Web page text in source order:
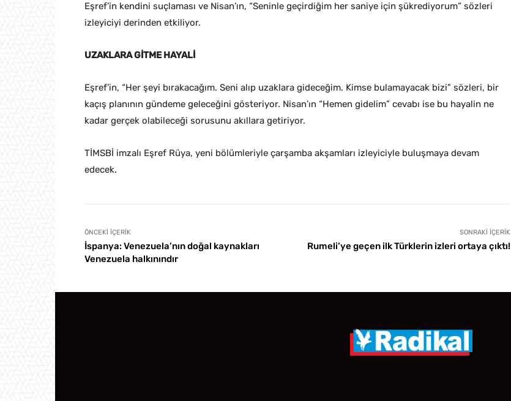
Eşref’in kendini suçlaması ve Nisan’ın, “Seninle geçirdiğim her saniye için şükrediyorum” sözleri
izleyiciyi derinden etkiliyor.
UZAKLARA GİTME HAYALİ
Eşref’in, “Her şeyi bırakacağım. Seni alıp uzaklara gideceğim. Kimse bulamayacak bizi” sözleri, bir
kaçış planının gündeme geleceğini gösteriyor. Nisan’ın “Hemen gidelim” cevabı ise bu hayalin ne
kadar gerçek olabileceği sorusunu akıllara getiriyor.
TİMSBİ imzalı Eşref Rüya, yeni bölümleriyle çarşamba akşamları izleyiciyle buluşmaya devam
edecek.
ÖNCEKI İÇERIK
İspanya: Venezuela’nın doğal kaynakları
Venezuela halkınındır
SONRAKI İÇERIK
Rumeli’ye geçen ilk Türklerin izleri ortaya çıktı!